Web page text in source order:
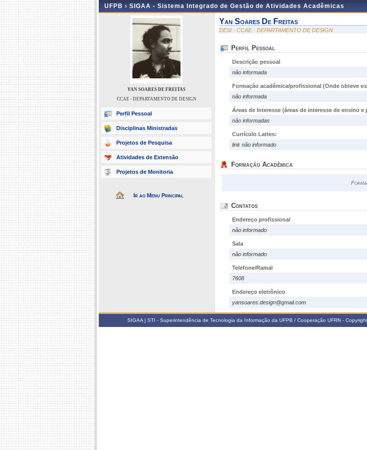
UFPB › SIGAA - Sistema Integrado de Gestão de Atividades Acadêmicas
YAN SOARES DE FREITAS
CCAE - DEPARTAMENTO DE DESIGN
Perfil Pessoal
Disciplinas Ministradas
Projetos de Pesquisa
Atividades de Extensão
Projetos de Monitoria
Ir ao Menu Principal
Yan Soares De Freitas
DESI - CCAE - DEPARTAMENTO DE DESIGN
Perfil Pessoal
Descrição pessoal
não informada
Formação acadêmica/profissional (Onde obteve
não informada
Áreas de Interesse (áreas de interesse de ensino e
não informadas
Currículo Lattes:
link não informado
Formação Acadêmica
Contatos
Endereço profissional
não informado
Sala
não informado
Telefone/Ramal
7608
Endereço eletrônico
yansoares.design@gmail.com
SIGAA | STI - Superintendência de Tecnologia da Informação da UFPB / Cooperação UFRN -